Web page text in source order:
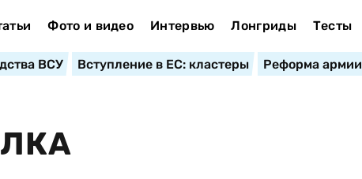
Фото и видео Интервью Лонгриды Тесты
ВСУ Вступление в ЕС: кластеры Реформа армии